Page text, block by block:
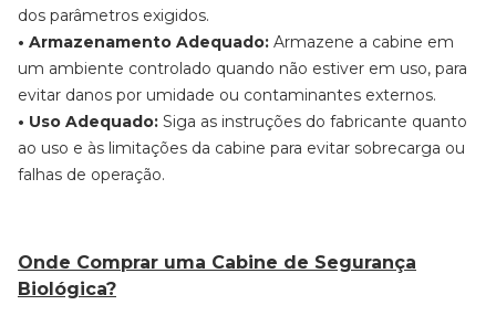
dos parâmetros exigidos.
• Armazenamento Adequado: Armazene a cabine em
um ambiente controlado quando não estiver em uso, para
evitar danos por umidade ou contaminantes externos.
• Uso Adequado: Siga as instruções do fabricante quanto
ao uso e às limitações da cabine para evitar sobrecarga ou
falhas de operação.
Onde Comprar uma Cabine de Segurança
Biológica?